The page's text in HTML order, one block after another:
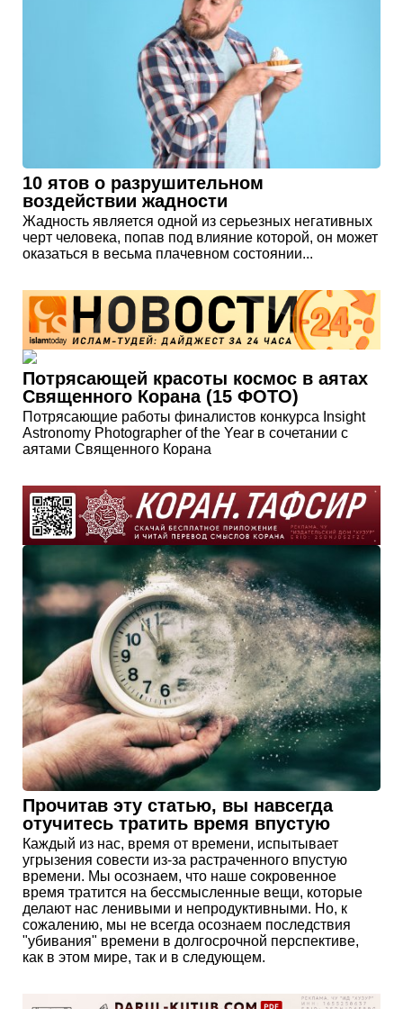
10 ятов о разрушительном
воздействии жадности
Жадность является одной из серьезных негативных
черт человека, попав под влияние которой, он может
оказаться в весьма плачевном состоянии...
Потрясающей красоты космос в аятах
Священного Корана (15 ФОТО)
Потрясающие работы финалистов конкурса Insight
Astronomy Photographer of the Year в сочетании с
аятами Священного Корана
Прочитав эту статью, вы навсегда
отучитесь тратить время впустую
Каждый из нас, время от времени, испытывает
угрызения совести из-за растраченного впустую
времени. Мы осознаем, что наше сокровенное
время тратится на бессмысленные вещи, которые
делают нас ленивыми и непродуктивными. Но, к
сожалению, мы не всегда осознаем последствия
"убивания" времени в долгосрочной перспективе,
как в этом мире, так и в следующем.